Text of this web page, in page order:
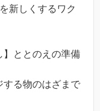
新しくするワク
】ととのえの準備
する物のはざまで